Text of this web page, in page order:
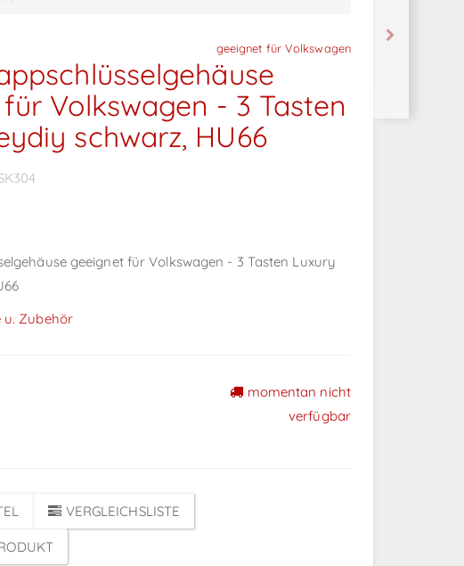
geeignet für Volkswagen
Volkswagen - 3 Tasten
schwarz, HU66
geeignet für Volkswagen - 3 Tasten Luxury
u. Zubehör
momentan nicht
verfügbar
VERGLEICHSLISTE